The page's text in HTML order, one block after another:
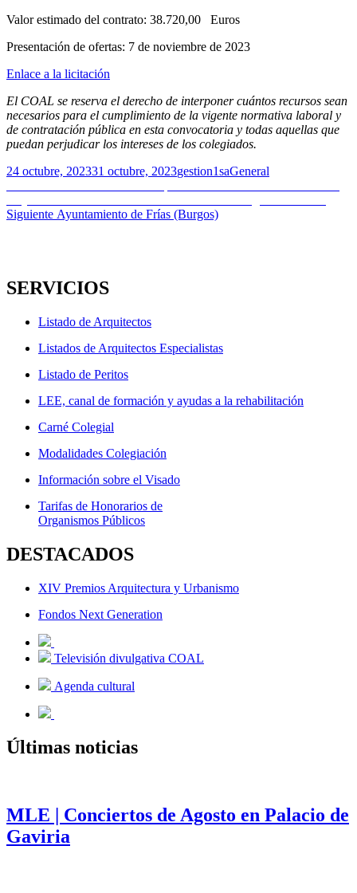
Valor estimado del contrato: 38.720,00 Euros
Presentación de ofertas: 7 de noviembre de 2023
Enlace a la licitación
El COAL se reserva el derecho de interponer cuántos recursos sean
necesarios para el cumplimiento de la vigente normativa laboral y
de contratación pública en esta convocatoria y todas aquellas que
puedan perjudicar los intereses de los colegiados.
Publicado
24 octubre, 202331 octubre, 2023Autor
gestion1saCategorías
General
Navegación
de
Siguiente Entrada
Ayuntamiento de Frías (Burgos)
SERVICIOS
Listado de Arquitectos
Listados de Arquitectos Especialistas
Listado de Peritos
LEE, canal de formación y ayudas a la rehabilitación
Carné Colegial
Modalidades Colegiación
Información sobre el Visado
Tarifas de Honorarios de
Organismos Públicos
DESTACADOS
XIV Premios Arquitectura y Urbanismo
Fondos Next Generation
Televisión divulgativa COAL
Agenda cultural
Últimas noticias
MLE | Conciertos de Agosto en Palacio de
Gaviria